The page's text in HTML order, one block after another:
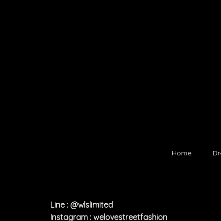
Home
Line : @wlslimited
Instagram : welovestreetfashion